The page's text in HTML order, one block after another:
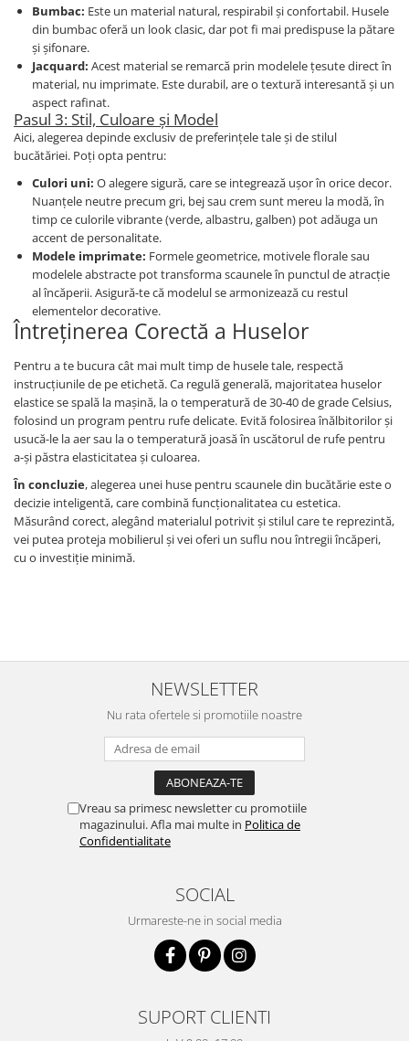
Bumbac: Este un material natural, respirabil și confortabil. Husele
din bumbac oferă un look clasic, dar pot fi mai predispuse la pătare
și șifonare.
Jacquard: Acest material se remarcă prin modelele țesute direct în
material, nu imprimate. Este durabil, are o textură interesantă și un
aspect rafinat.
Pasul 3: Stil, Culoare și Model
Aici, alegerea depinde exclusiv de preferințele tale și de stilul
bucătăriei. Poți opta pentru:
Culori uni: O alegere sigură, care se integrează ușor în orice decor.
Nuanțele neutre precum gri, bej sau crem sunt mereu la modă, în
timp ce culorile vibrante (verde, albastru, galben) pot adăuga un
accent de personalitate.
Modele imprimate: Formele geometrice, motivele florale sau
modelele abstracte pot transforma scaunele în punctul de atracție
al încăperii. Asigură-te că modelul se armonizează cu restul
elementelor decorative.
Întreținerea Corectă a Huselor
Pentru a te bucura cât mai mult timp de husele tale, respectă
instrucțiunile de pe etichetă. Ca regulă generală, majoritatea huselor
elastice se spală la mașină, la o temperatură de 30-40 de grade Celsius,
folosind un program pentru rufe delicate. Evită folosirea înălbitorilor și
usucă-le la aer sau la o temperatură joasă în uscătorul de rufe pentru
a-și păstra elasticitatea și culoarea.
În concluzie, alegerea unei huse pentru scaunele din bucătărie este o
decizie inteligentă, care combină funcționalitatea cu estetica.
Măsurând corect, alegând materialul potrivit și stilul care te reprezintă,
vei putea proteja mobilierul și vei oferi un suflu nou întregii încăperi,
cu o investiție minimă.
NEWSLETTER
Nu rata ofertele si promotiile noastre
Vreau sa primesc newsletter cu promotiile
magazinului. Afla mai multe in Politica de
Confidentialitate
SOCIAL
Urmareste-ne in social media
SUPORT CLIENTI